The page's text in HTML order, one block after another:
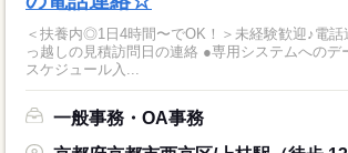
＜扶養内◎1日4時間〜でOK！＞未経験歓迎♪電話連
っ越しの見積訪問日の連絡 ●専用システムへのデ
スケジュール入...
一般事務・OA事務